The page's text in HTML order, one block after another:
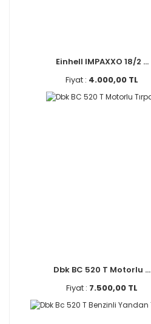
Einhell IMPAXXO 18/2 ...
Fiyat : 4.000,00 TL
Dbk BC 520 T Motorlu ...
Fiyat : 7.500,00 TL